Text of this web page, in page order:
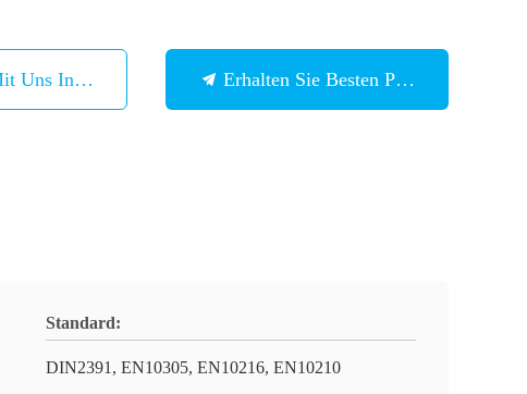
Uns In Verbindung Erhalten Sie Besten Preis
Standard:
DIN2391, EN10305, EN10216, EN10210